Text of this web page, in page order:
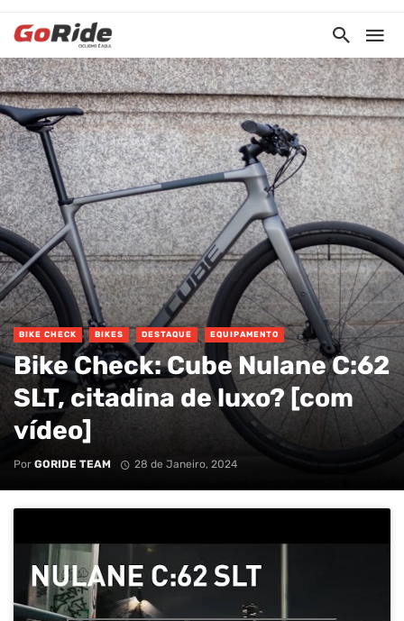
BIKE CHECK BIKES DESTAQUE EQUIPAMENTO
Bike Check: Cube Nulane C:62
SLT, citadina de luxo? [com
vídeo]
Por GORIDE TEAM 28 de Janeiro, 2024